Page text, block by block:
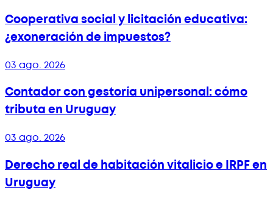
Cooperativa social y licitación educativa:
¿exoneración de impuestos?
03 ago. 2026
Contador con gestoría unipersonal: cómo
tributa en Uruguay
03 ago. 2026
Derecho real de habitación vitalicio e IRPF en
Uruguay